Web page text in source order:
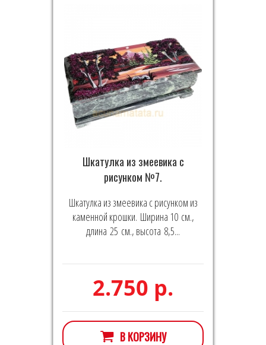
Шкатулка из змеевика с
рисунком №7.
Шкатулка из змеевика с рисунком из
каменной крошки. Ширина 10 см.,
длина 25 см., высота 8,5...
2.750 р.
В КОРЗИНУ